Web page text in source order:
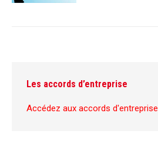
Les accords d’entreprise
Accédez aux accords d'entreprise